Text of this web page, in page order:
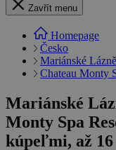
Zavřít menu
Homepage
Česko
Mariánské Lázně
Chateau Monty
Mariánské
Monty Spa
kúpeľmi, až